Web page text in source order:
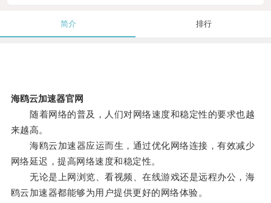
简介 排行
海鸥云加速器官网
随着网络的普及，人们对网络速度和稳定性的要求也越
来越高。
海鸥云加速器应运而生，通过优化网络连接，有效减少
网络延迟，提高网络速度和稳定性。
无论是上网浏览、看视频、在线游戏还是远程办公，海
鸥云加速器都能够为用户提供更好的网络体验。